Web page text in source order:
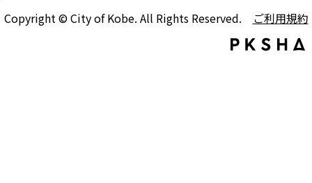
Copyright © City of Kobe. All Rights Reserved. ご利用規約